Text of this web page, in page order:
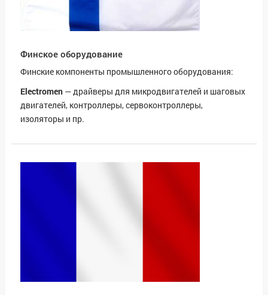
Финское оборудование
Финские компоненты промышленного оборудования:
Electromen — драйверы для микродвигателей и шаговых
двигателей, контроллеры, сервоконтроллеры,
изоляторы и пр.